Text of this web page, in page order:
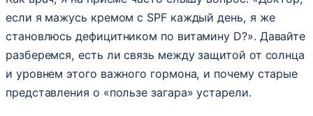
если я мажусь кремом с SPF каждый день, я же
становлюсь дефицитником по витамину D?». Давайте
разберемся, есть ли связь между защитой от солнца
и уровнем этого важного гормона, и почему старые
представления о «пользе загара» устарели.